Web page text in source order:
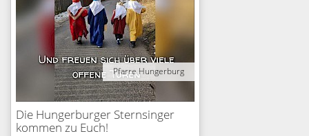
Pfarre Hungerburg
Die Hungerburger Sternsinger
kommen zu Euch!